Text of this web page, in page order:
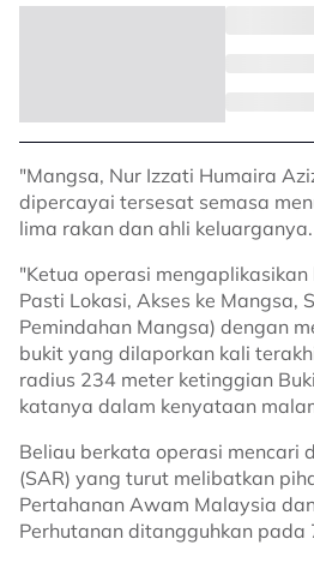
"Mangsa, Nur Izzati Humaira
dipercayai tersesat semasa
lima rakan dan ahli keluarganya.
"Ketua operasi mengaplikasikan
Pasti Lokasi, Akses ke Mangsa,
Pemindahan Mangsa) dengan
bukit yang dilaporkan kali
radius 234 meter ketinggian
katanya dalam kenyataan
Beliau berkata operasi mencari
(SAR) yang turut melibatkan
Pertahanan Awam Malaysia
Perhutanan ditangguhkan pada